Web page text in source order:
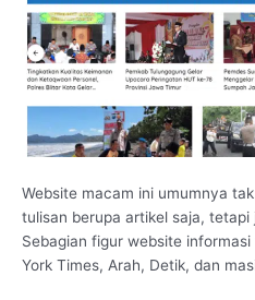
Website macam ini umumnya
tulisan berupa artikel saja,
Sebagian figur website
York Times, Arah, Detik, dan